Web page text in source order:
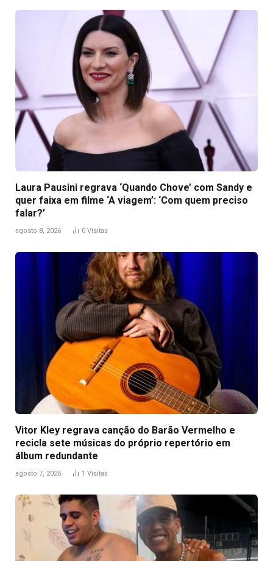
Laura Pausini regrava ‘Quando Chove’ com Sandy e
quer faixa em filme ‘A viagem’: ‘Com quem preciso
falar?’
agosto 8, 2026 0 Visitas
Vitor Kley regrava canção do Barão Vermelho e
recicla sete músicas do próprio repertório em
álbum redundante
agosto 7, 2026 1 Visitas